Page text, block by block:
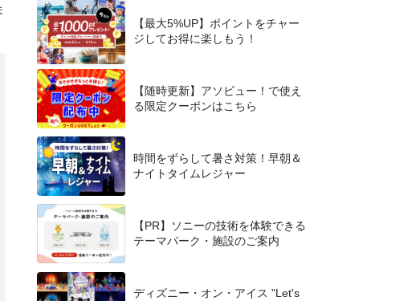
【最大5%UP】ポイントをチャー
ジしてお得に楽しもう！
【随時更新】アソビュー！で使え
る限定クーポンはこちら
時間をずらして暑さ対策！早朝＆
ナイトタイムレジャー
【PR】ソニーの技術を体験できる
テーマパーク・施設のご案内
ディズニー・オン・アイス "Let's